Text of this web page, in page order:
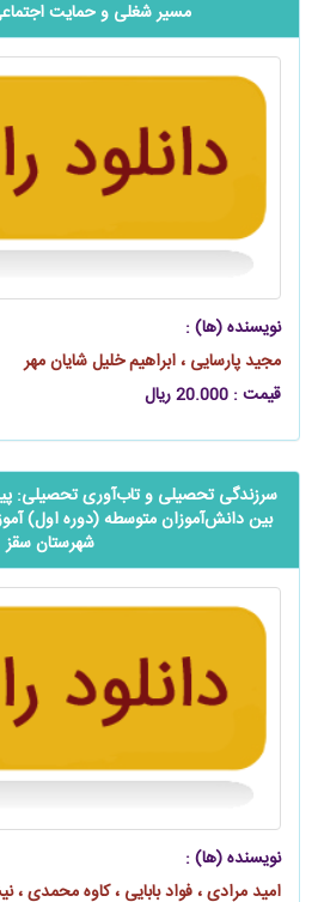
مسیر شغلی و حمايت
نویسنده (ها) :
مجید پارسایی ، ابراهیم خلیل شایان مهر
قیمت : 20.000 ریال
سرزندگی تحصیلی و ‌‌‌‌تاب‌آوری تحصیلی:
بین ‌‌‌دانش‌آموزان متوسطه (دوره اول)
شهرستان سقز
نویسنده (ها) :
امید مرادی ، فواد بابایی ، کاوه محمدی